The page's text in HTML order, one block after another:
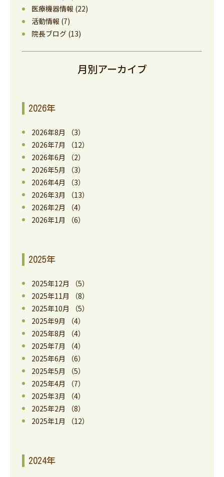
医療機器情報 (22)
活動情報 (7)
院長ブログ(13)
月別アーカイブ
2026年
2026年8月
（3）
2026年7月
（12）
2026年6月
（2）
2026年5月
（3）
2026年4月
（3）
2026年3月
（13）
2026年2月
（4）
2026年1月
（6）
2025年
2025年12月
（5）
2025年11月
（8）
2025年10月
（5）
2025年9月
（4）
2025年8月
（4）
2025年7月
（4）
2025年6月
（6）
2025年5月
（5）
2025年4月
（7）
2025年3月
（4）
2025年2月
（8）
2025年1月
（12）
2024年